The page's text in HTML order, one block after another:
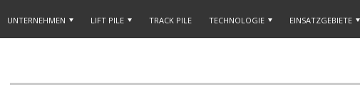
UNTERNEHMEN LIFT PILE TRACK PILE TECHNOLOGIE EINSATZGEBIETE